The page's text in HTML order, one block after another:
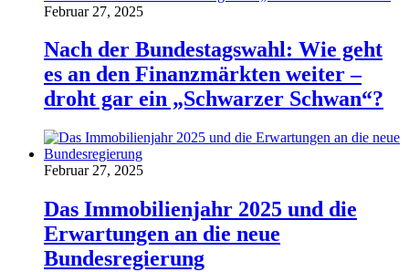
Februar 27, 2025
Nach der Bundestagswahl: Wie geht
es an den Finanzmärkten weiter –
droht gar ein „Schwarzer Schwan“?
Februar 27, 2025
Das Immobilienjahr 2025 und die
Erwartungen an die neue
Bundesregierung